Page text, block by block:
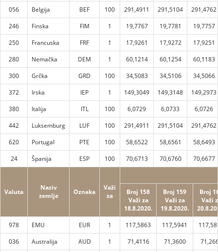
056
Belgija BEF 100 291,4911 291,5104
291,4762
246
Finska FIM 1 19,7767 19,7781
19,7757
250
Francuska FRF 1 17,9261 17,9272
17,9251
280
Nemačka DEM 1 60,1214 60,1254
60,1183
300
Grčka GRD 100 34,5083 34,5106
34,5066
372
Irska IEP 1 149,3049 149,3148
149,2973
380
Italija ITL 100 6,0729 6,0733
6,0726
442
Luksemburg LUF 100 291,4911 291,5104
291,4762
620
Portugal PTE 100 58,6522 58,6561
58,6493
24
Španija ESP 100 70,6713 70,6760 70,6677
Valuta
Naziv
zemlje
Oznaka
Važi
za
Broj 158
Važi za
18.8.2020.
Broj 159
Važi za
19.8.2020.
Broj
Važi
978
EMU EUR 1 117,5863 117,5941
036
Australija AUD 1 71,4116 71,3600